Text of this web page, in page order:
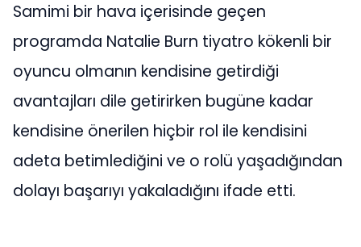
Samimi bir hava içerisinde geçen
programda Natalie Burn tiyatro kökenli bir
oyuncu olmanın kendisine getirdiği
avantajları dile getirirken bugüne kadar
kendisine önerilen hiçbir rol ile kendisini
adeta betimlediğini ve o rolü yaşadığından
dolayı başarıyı yakaladığını ifade etti.